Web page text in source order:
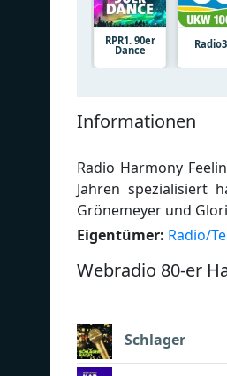
RPR1. 90er
Dance
Informationen
Radio Harmony
Jahren spezialisiert
Grönemeyer und
Eigentümer: Radio/
Webradio 80-er
Schlager